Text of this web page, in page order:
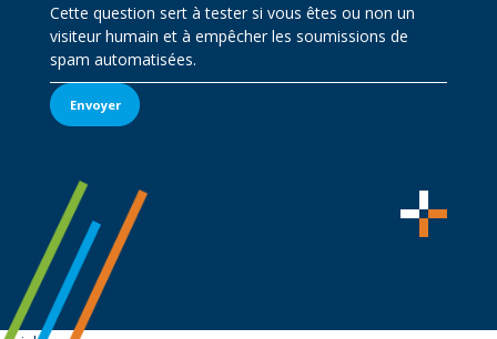
Cette question sert à tester si vous êtes ou non un
visiteur humain et à empêcher les soumissions de
spam automatisées.
Envoyer